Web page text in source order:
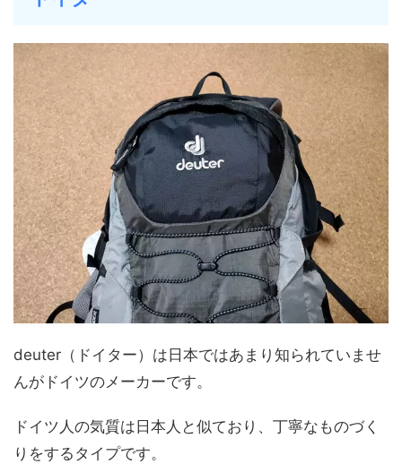
deuter（ドイター）は日本ではあまり知られていませ
んがドイツのメーカーです。
ドイツ人の気質は日本人と似ており、丁寧なものづく
りをするタイプです。